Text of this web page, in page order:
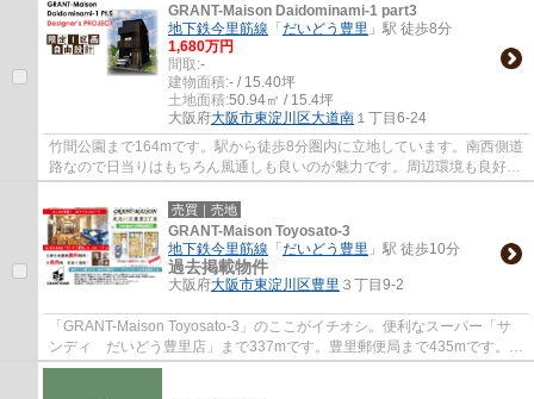
GRANT-Maison Daidominami-1 part3
地下鉄今里筋線 「 だいどう豊里 」駅 徒歩8分
1,680万円
間取:-
建物面積:- / 15.40坪
土地面積:50.94㎡ / 15.4坪
大阪府大阪市東淀川区大道南 １丁目6-24
竹間公園まで164mです。駅から徒歩8分圏内に立地しています。南西側道
路なので日当りはもちろん風通しも良いのが魅力です。周辺環境も良好な
エリアにある売地です。土地探しをお考えの...
売買｜売地
GRANT-Maison Toyosato-3
地下鉄今里筋線 「 だいどう豊里 」駅 徒歩10分
過去掲載物件
大阪府大阪市東淀川区豊里 ３丁目9-2
「GRANT-Maison Toyosato-3」のここがイチオシ。便利なスーパー「サ
ンディ だいどう豊里店」まで337mです。豊里郵便局まで435mです。土
地の購入をご検討の方にお勧めの売地となってい...